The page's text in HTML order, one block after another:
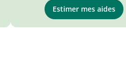
Estimer mes aides